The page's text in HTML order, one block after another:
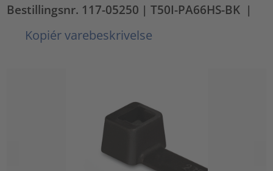
Bestillingsnr. 117-05250 | T50I-PA66HS-BK |
Kopiér varebeskrivelse